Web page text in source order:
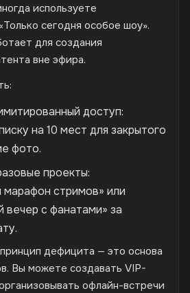
используете
сегодня особое шоу».
для создания
вне эфира.
доступ:
на 10 мест для закрытого
фото.
проекты:
стримов» или
вечер с фанатами» за
дефицита — это основа
Вы можете создавать VIP-
офлайн-встречи